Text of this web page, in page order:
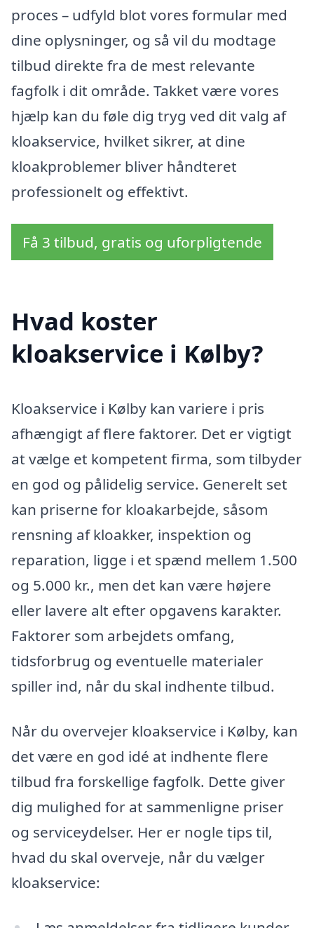
proces – udfyld blot vores formular med
dine oplysninger, og så vil du modtage
tilbud direkte fra de mest relevante
fagfolk i dit område. Takket være vores
hjælp kan du føle dig tryg ved dit valg af
kloakservice, hvilket sikrer, at dine
kloakproblemer bliver håndteret
professionelt og effektivt.
Få 3 tilbud, gratis og uforpligtende
Hvad koster
kloakservice i Kølby?
Kloakservice i Kølby kan variere i pris
afhængigt af flere faktorer. Det er vigtigt
at vælge et kompetent firma, som tilbyder
en god og pålidelig service. Generelt set
kan priserne for kloakarbejde, såsom
rensning af kloakker, inspektion og
reparation, ligge i et spænd mellem 1.500
og 5.000 kr., men det kan være højere
eller lavere alt efter opgavens karakter.
Faktorer som arbejdets omfang,
tidsforbrug og eventuelle materialer
spiller ind, når du skal indhente tilbud.
Når du overvejer kloakservice i Kølby, kan
det være en god idé at indhente flere
tilbud fra forskellige fagfolk. Dette giver
dig mulighed for at sammenligne priser
og serviceydelser. Her er nogle tips til,
hvad du skal overveje, når du vælger
kloakservice: